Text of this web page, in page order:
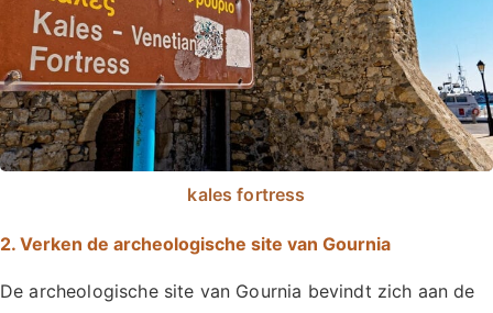
kales fortress
2. Verken de archeologische site van Gournia
De archeologische site van Gournia bevindt zich aan de